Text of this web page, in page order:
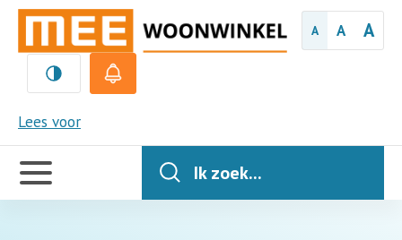
A A A
Lees voor
MEE
Handige
links
Ik zoek...